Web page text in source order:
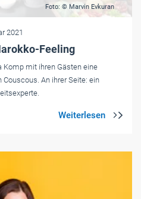
Foto: © Marvin Evkuran
2021
Feeling
mit ihren Gästen eine
An ihrer Seite: ein